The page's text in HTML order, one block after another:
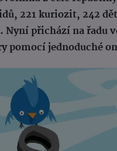
221 kuriozit, 242
Nyní přichází na řadu
pomocí jednoduché